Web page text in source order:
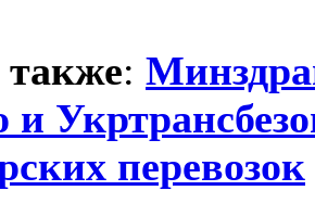
:
перевозок